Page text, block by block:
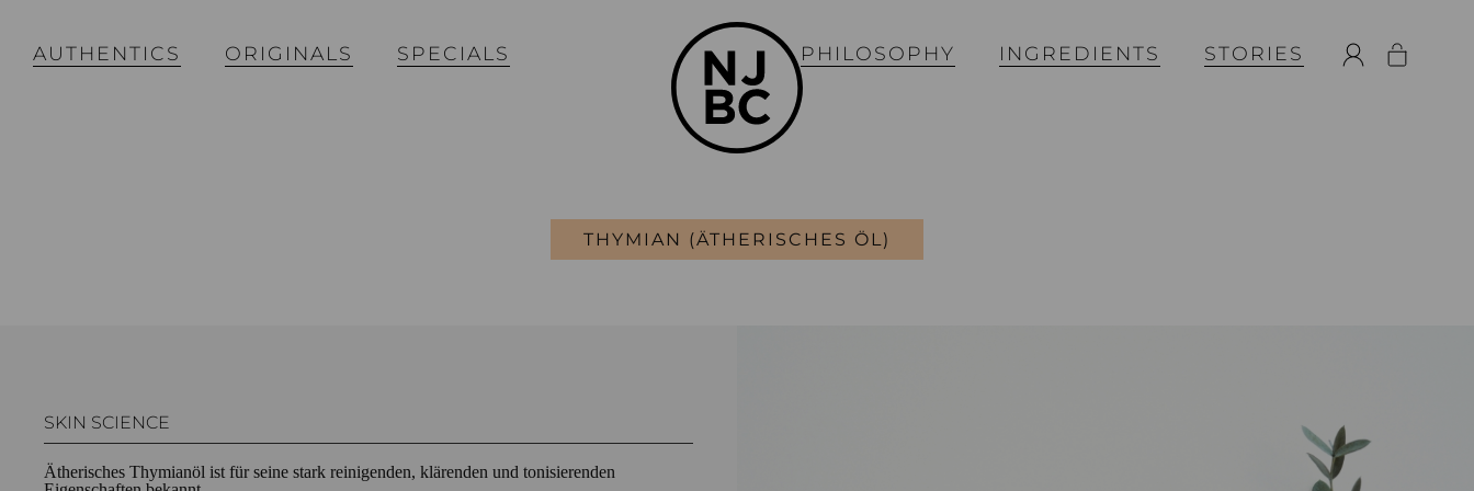
AUTHENTICS ORIGINALS SPECIALS PHILOSOPHY INGREDIENTS STORIES
THYMIAN (ÄTHERISCHES ÖL)
SKIN SCIENCE
Ätherisches Thymianöl ist für seine stark reinigenden, klärenden und tonisierenden